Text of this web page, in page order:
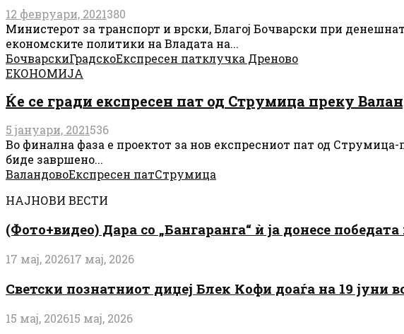
12 февруари, 2021380
Министерот за транспорт и врски, Благој Бочварски при
економските политики на Владата на...
БочварскиГрадскоЕкспресен патклучка Дреново
ЕКОНОМИЈА
Ќе се гради експресен пат од Струмица преку
5 јануари, 2021536
Во финална фаза е проектот за нов експресниот пат од
биде завршено...
ВаландовоЕкспресен патСтрумица
НАЈНОВИ ВЕСТИ
(Фото+видео) Дара со „Бангаранга“ ѝ ја донесе
17 мај, 202617 мај, 2026
Светски познатниот диџеј Блек Кофи доаѓа на 19 јуни
15 мај, 202615 мај, 2026